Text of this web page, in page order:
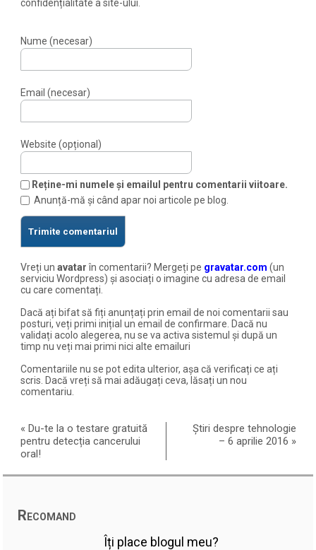
confidențialitate a site-ului.
Nume (necesar)
Email (necesar)
Website (opțional)
Reține-mi numele și emailul pentru comentarii viitoare.
Anunță-mă și când apar noi articole pe blog.
Vreți unavatarîn comentarii? Mergeți pe gravatar.com (un
serviciu Wordpress) și asociați o imagine cu adresa de email
cu care comentați.
Dacă ați bifat să fiți anunțați prin email de noi comentarii sau
posturi, veți primi inițial un email de confirmare. Dacă nu
validați acolo alegerea, nu se va activa sistemul și după un
timp nu veți mai primi nici alte emailuri
Comentariile nu se pot edita ulterior, așa că verificați ce ați
scris. Dacă vreți să mai adăugați ceva, lăsați un nou
comentariu.
«Du-te la o testare gratuită
pentru detecția cancerului
oral!
Știri despre tehnologie
– 6 aprilie 2016 »
Recomand
Îți place blogul meu?